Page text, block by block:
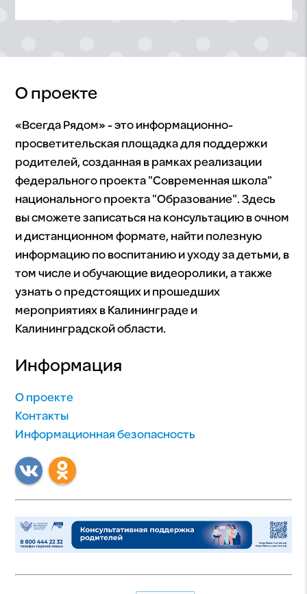
О проекте
«Всегда Рядом» - это информационно-
просветительская площадка для поддержки
родителей, созданная в рамках реализации
федерального проекта "Современная школа"
национального проекта "Образование". Здесь
вы сможете записаться на консультацию в очном
и дистанционном формате, найти полезную
информацию по воспитанию и уходу за детьми, в
том числе и обучающие видеоролики, а также
узнать о предстоящих и прошедших
мероприятиях в Калининграде и
Калининградской области.
Информация
О проекте
Контакты
Информационная безопасность